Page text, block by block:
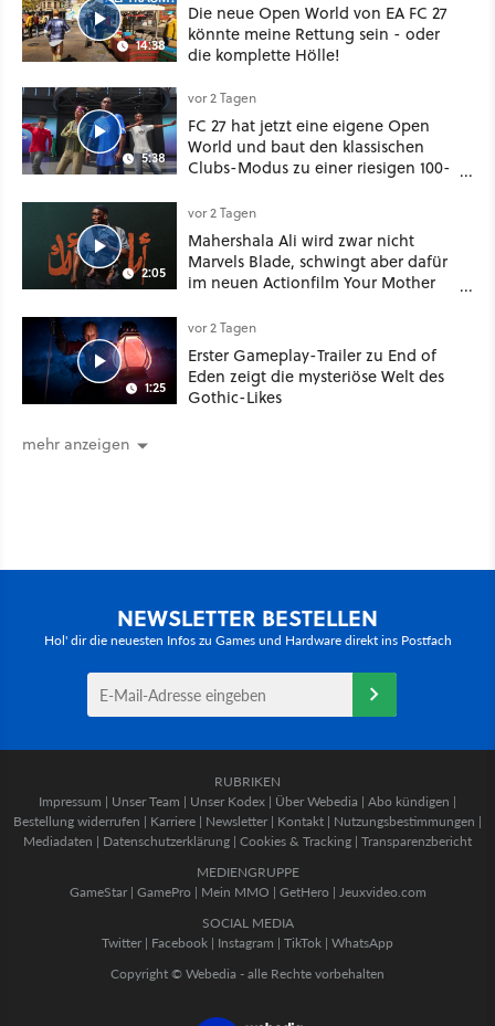
14:38
Die neue Open World von EA FC 27
könnte meine Rettung sein - oder
die komplette Hölle!
5:38
vor 2 Tagen
FC 27 hat jetzt eine eigene Open
World und baut den klassischen
Clubs-Modus zu einer riesigen 100-
2:05
vor 2 Tagen
Mahershala Ali wird zwar nicht
Marvels Blade, schwingt aber dafür
im neuen Actionfilm Your Mother
Schwert
1:25
vor 2 Tagen
Erster Gameplay-Trailer zu End of
Eden zeigt die mysteriöse Welt des
Gothic-Likes
mehr anzeigen
NEWSLETTER BESTELLEN
Hol' dir die neuesten Infos zu Games und Hardware direkt ins Postfach
RUBRIKEN
Impressum | Unser Team | Unser Kodex | Über Webedia | Abo kündigen |
Bestellung widerrufen | Karriere | Newsletter | Kontakt | Nutzungsbestimmungen |
Mediadaten | Datenschutzerklärung | Cookies & Tracking | Transparenzbericht
MEDIENGRUPPE
GameStar| GamePro | Mein MMO | GetHero | Jeuxvideo.com
SOCIAL MEDIA
Twitter | Facebook | Instagram | TikTok | WhatsApp
Copyright © Webedia - alle Rechte vorbehalten